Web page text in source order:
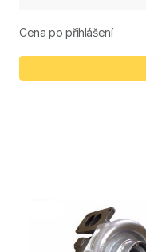
Cena po přihlášení